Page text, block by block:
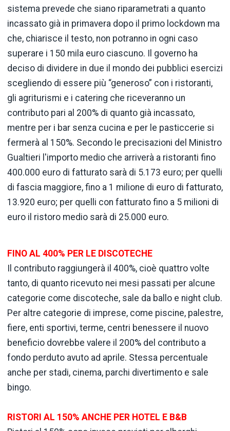
sistema prevede che siano riparametrati a quanto
incassato già in primavera dopo il primo lockdown ma
che, chiarisce il testo, non potranno in ogni caso
superare i 150 mila euro ciascuno. Il governo ha
deciso di dividere in due il mondo dei pubblici esercizi
scegliendo di essere più “generoso” con i ristoranti,
gli agriturismi e i catering che riceveranno un
contributo pari al 200% di quanto già incassato,
mentre per i bar senza cucina e per le pasticcerie si
fermerà al 150%. Secondo le precisazioni del Ministro
Gualtieri l'importo medio che arriverà a ristoranti fino
400.000 euro di fatturato sarà di 5.173 euro; per quelli
di fascia maggiore, fino a 1 milione di euro di fatturato,
13.920 euro; per quelli con fatturato fino a 5 milioni di
euro il ristoro medio sarà di 25.000 euro.
FINO AL 400% PER LE DISCOTECHE
Il contributo raggiungerà il 400%, cioè quattro volte
tanto, di quanto ricevuto nei mesi passati per alcune
categorie come discoteche, sale da ballo e night club.
Per altre categorie di imprese, come piscine, palestre,
fiere, enti sportivi, terme, centri benessere il nuovo
beneficio dovrebbe valere il 200% del contributo a
fondo perduto avuto ad aprile. Stessa percentuale
anche per stadi, cinema, parchi divertimento e sale
bingo.
RISTORI AL 150% ANCHE PER HOTEL E B&B